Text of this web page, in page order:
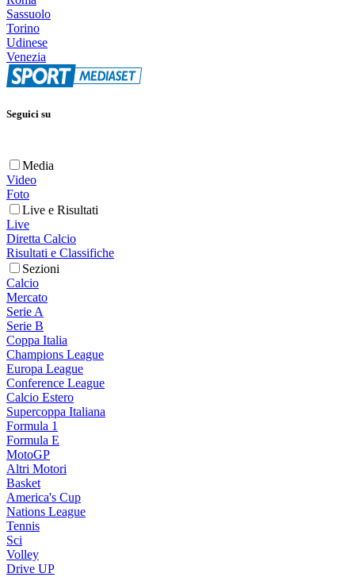
Sassuolo
Torino
Udinese
Venezia
Seguici su
Media
Video
Foto
Live e Risultati
Live
Diretta Calcio
Risultati e Classifiche
Sezioni
Calcio
Mercato
Serie A
Serie B
Coppa Italia
Champions League
Europa League
Conference League
Calcio Estero
Supercoppa Italiana
Formula 1
Formula E
MotoGP
Altri Motori
Basket
America's Cup
Nations League
Tennis
Sci
Volley
Drive UP